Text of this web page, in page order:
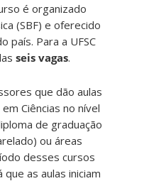
é organizado
(SBF) e oferecido
país. Para a UFSC
seis vagas.
que dão aulas
Ciências no nível
de graduação
ou áreas
desses cursos
as aulas iniciam